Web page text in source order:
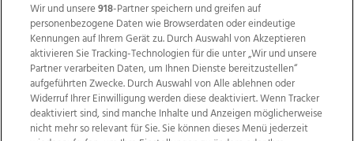
Wir und unsere918-Partner speichern und greifen auf
personenbezogene Daten wie Browserdaten oder eindeutige
Kennungen auf Ihrem Gerät zu. Durch Auswahl von Akzeptieren
aktivieren Sie Tracking-Technologien für die unter „Wir und unsere
Partner verarbeiten Daten, um Ihnen Dienste bereitzustellen“
aufgeführten Zwecke. Durch Auswahl von Alle ablehnen oder
Widerruf Ihrer Einwilligung werden diese deaktiviert. Wenn Tracker
deaktiviert sind, sind manche Inhalte und Anzeigen möglicherweise
nicht mehr so relevant für Sie. Sie können dieses Menü jederzeit